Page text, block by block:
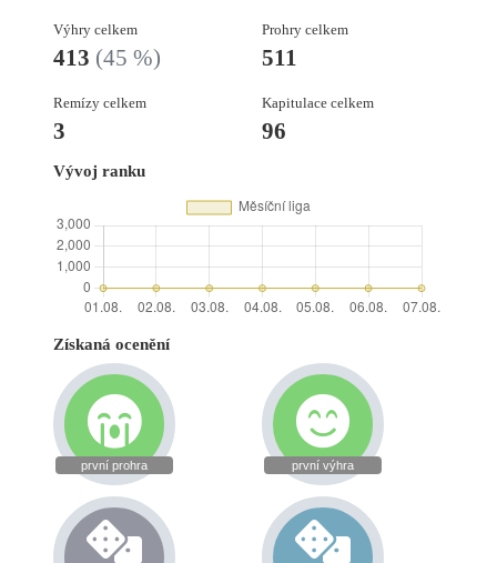
Výhry celkem
413 (45 %)
Prohry celkem
511
Remízy celkem
3
Kapitulace celkem
96
Vývoj ranku
Získaná ocenění
první prohra první výhra